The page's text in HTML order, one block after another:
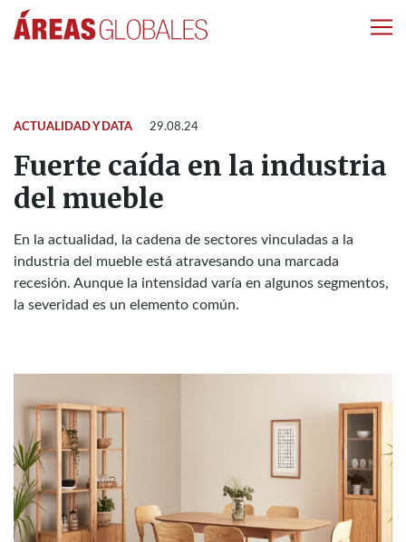
ACTUALIDAD Y DATA 29.08.24
Fuerte caída en la industria
del mueble
En la actualidad, la cadena de sectores vinculadas a la
industria del mueble está atravesando una marcada
recesión. Aunque la intensidad varía en algunos segmentos,
la severidad es un elemento común.